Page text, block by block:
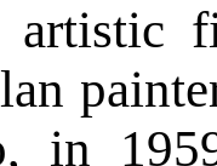
artistic
in